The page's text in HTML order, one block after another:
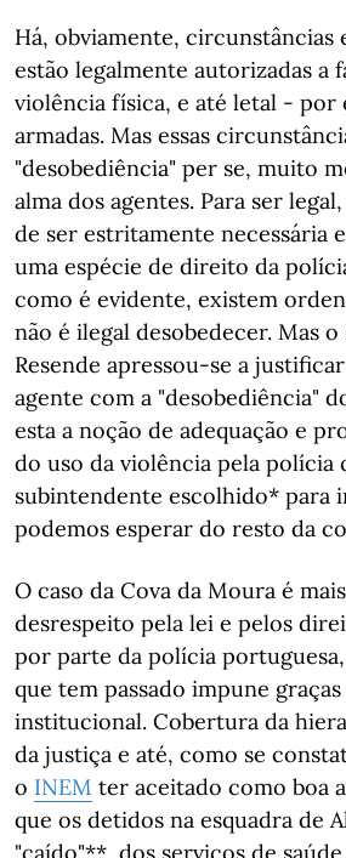
Há, obviamente, circunstâncias
estão legalmente autorizadas a
violência física, e até letal - por
armadas. Mas essas
"desobediência" per se, muito
alma dos agentes. Para ser
de ser estritamente necessária
uma espécie de direito da
como é evidente, existem
não é ilegal desobedecer. Mas
Resende apressou-se a
agente com a "desobediência"
esta a noção de adequação e
do uso da violência pela polícia
subintendente escolhido* para
podemos esperar do resto da
O caso da Cova da Moura é
desrespeito pela lei e pelos
por parte da polícia
que tem passado impune
institucional. Cobertura da
da justiça e até, como se
o INEM ter aceitado como boa
que os detidos na esquadra de